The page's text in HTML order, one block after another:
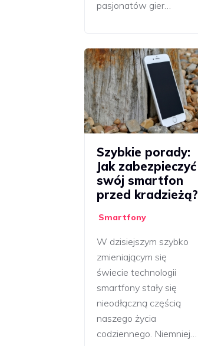
pasjonatów gier…
Szybkie porady:
Jak zabezpieczyć
swój smartfon
przed kradzieżą?
Smartfony
W dzisiejszym szybko
zmieniającym się
świecie technologii
smartfony stały się
nieodłączną częścią
naszego życia
codziennego. Niemniej…